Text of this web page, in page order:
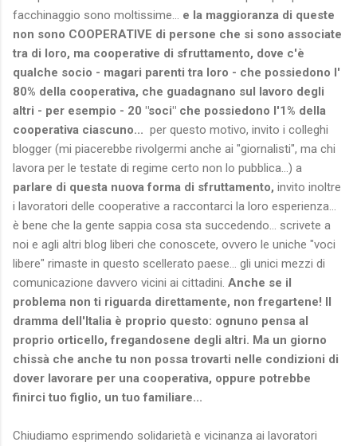
facchinaggio sono moltissime... e la maggioranza di queste
non sono COOPERATIVE di persone che si sono associate
tra di loro, ma cooperative di sfruttamento, dove c'è
qualche socio - magari parenti tra loro - che possiedono l'
80% della cooperativa, che guadagnano sul lavoro degli
altri - per esempio - 20 "soci" che possiedono l'1% della
cooperativa ciascuno... per questo motivo, invito i colleghi
blogger (mi piacerebbe rivolgermi anche ai "giornalisti", ma chi
lavora per le testate di regime certo non lo pubblica...) a
parlare di questa nuova forma di sfruttamento, invito inoltre
i lavoratori delle cooperative a raccontarci la loro esperienza...
è bene che la gente sappia cosa sta succedendo... scrivete a
noi e agli altri blog liberi che conoscete, ovvero le uniche "voci
libere" rimaste in questo scellerato paese... gli unici mezzi di
comunicazione davvero vicini ai cittadini. Anche se il
problema non ti riguarda direttamente, non fregartene! Il
dramma dell'Italia è proprio questo: ognuno pensa al
proprio orticello, fregandosene degli altri. Ma un giorno
chissà che anche tu non possa trovarti nelle condizioni di
dover lavorare per una cooperativa, oppure potrebbe
finirci tuo figlio, un tuo familiare...
Chiudiamo esprimendo solidarietà e vicinanza ai lavoratori